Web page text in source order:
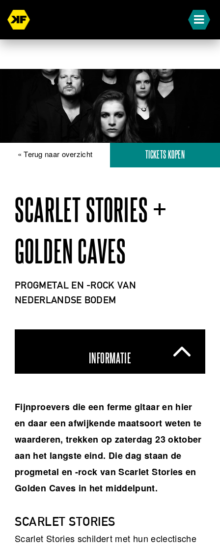
« Terug naar overzicht TICKETS KOPEN
SCARLET STORIES +
GOLDEN CAVES
PROGMETAL EN -ROCK VAN
NEDERLANDSE BODEM
INFORMATIE
Fijnproevers die een ferme gitaar en hier
en daar een afwijkende maatsoort weten te
waarderen, trekken op zaterdag 23 oktober
aan het langste eind. Die dag staan de
progmetal en -rock van Scarlet Stories en
Golden Caves in het middelpunt.
SCARLET STORIES
Scarlet Stories schildert met hun eclectische